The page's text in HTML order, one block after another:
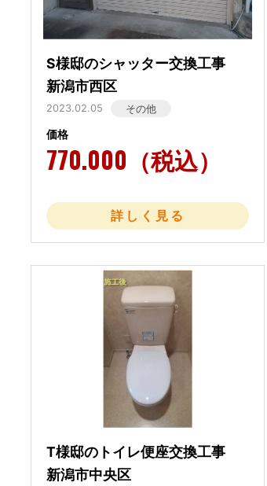
S様邸のシャッター交換工事
新潟市西区
2023.02.05 その他
価格
770.000（税込）
詳しく見る
T様邸のトイレ便座交換工事
新潟市中央区